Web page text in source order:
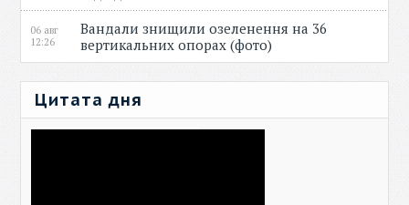
06 авг
12:26
Вандали знищили озеленення на 36
вертикальних опорах (фото)
Цитата дня